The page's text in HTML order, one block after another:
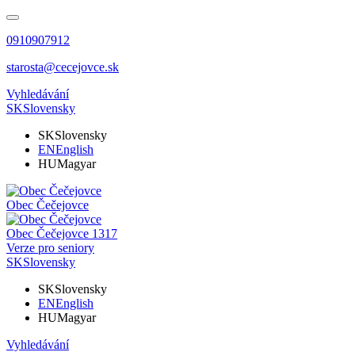
0910907912
starosta@cecejovce.sk
Vyhledávání
SKSlovensky
SKSlovensky
ENEnglish
HUMagyar
Obec Čečejovce
Obec Čečejovce 1317
Verze pro seniory
SKSlovensky
SKSlovensky
ENEnglish
HUMagyar
Vyhledávání